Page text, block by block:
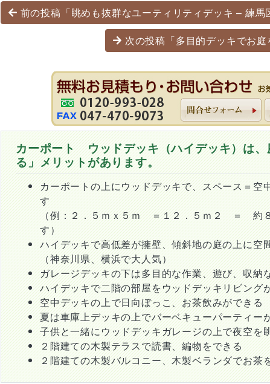
投稿ナビゲーション
前の投稿「眺めも抜群なユーティリティデッキ – 練馬
次の投稿「多目的デッキでお庭
カーポート ウッドデッキ（ハイデッキ）は、
る」メリットがあります。
カーポートの上にウッドデッキで、スペース＝空
す
（例：２．５ｍｘ５ｍ ＝１２．５ｍ２ ＝ 約
す）
ハイデッキで高低差が擁壁、傾斜地の庭の上に空
（神奈川県、横浜で大人気）
ガレージデッキの下は多目的な作業、遊び、収納
ハイデッキで二階の部屋をウッドデッキリビング
空中デッキの上で日向ぼっこ、お茶飲みができる
夏は車庫上デッキの上でバーベキューパーティー
子供と一緒にウッドデッキガレージの上で夜空を
２階建ての木製テラスで読書、編物をできる
２階建ての木製バルコニー、木製ベランダでお茶